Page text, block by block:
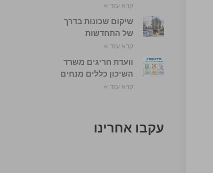
קרא עוד »
שיקום שכונות בדרך
של התחדשות
קרא עוד »
וועדת חריגים משרד
השיכון כללים מנחים
קרא עוד »
עקבו אחרינו